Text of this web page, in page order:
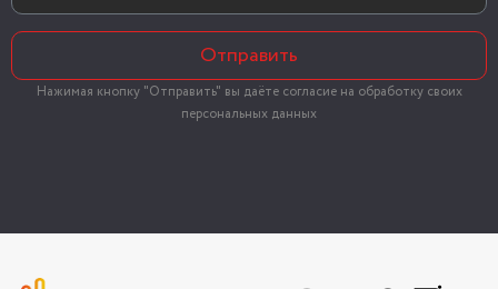
Отправить
Нажимая кнопку "Отправить" вы даёте согласие на обработку своих
персональных данных